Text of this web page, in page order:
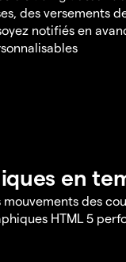
des versements
notifiés en
en
mouvements des
HTML 5